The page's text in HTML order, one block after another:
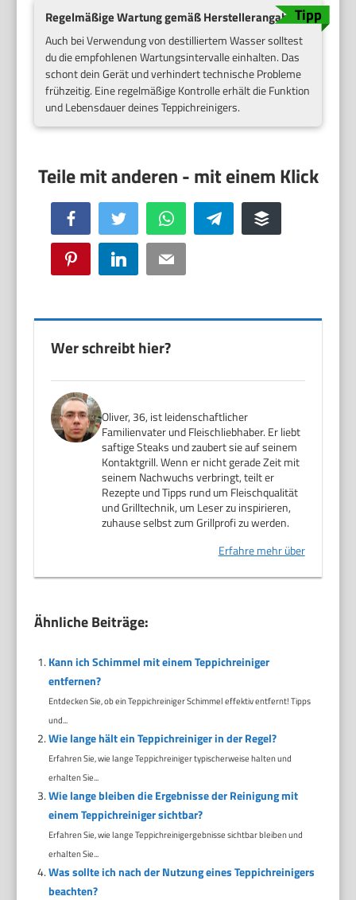
Regelmäßige Wartung gemäß Herstellerangaben
Auch bei Verwendung von destilliertem Wasser solltest
du die empfohlenen Wartungsintervalle einhalten. Das
schont dein Gerät und verhindert technische Probleme
frühzeitig. Eine regelmäßige Kontrolle erhält die Funktion
und Lebensdauer deines Teppichreinigers.
Facebook Twitter WhatsApp Telegram Buffer
Pinterest LinkedIn Email
Wer schreibt hier?
Oliver, 36, ist leidenschaftlicher
Familienvater und Fleischliebhaber. Er liebt
saftige Steaks und zaubert sie auf seinem
Kontaktgrill. Wenn er nicht gerade Zeit mit
seinem Nachwuchs verbringt, teilt er
Rezepte und Tipps rund um Fleischqualität
und Grilltechnik, um Leser zu inspirieren,
zuhause selbst zum Grillprofi zu werden.
Erfahre mehr über
Ähnliche Beiträge:
Kann ich Schimmel mit einem Teppichreiniger
entfernen?
Entdecken Sie, ob ein Teppichreiniger Schimmel effektiv entfernt! Tipps
und...
Wie lange hält ein Teppichreiniger in der Regel?
Erfahren Sie, wie lange Teppichreiniger typischerweise halten und
erhalten Sie...
Wie lange bleiben die Ergebnisse der Reinigung mit
einem Teppichreiniger sichtbar?
Erfahren Sie, wie lange Teppichreinigergebnisse sichtbar bleiben und
erhalten Sie...
Was sollte ich nach der Nutzung eines Teppichreinigers
beachten?